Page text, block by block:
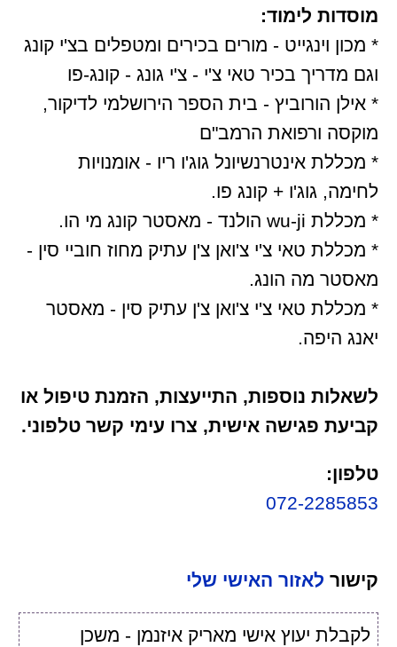
מוסדות לימוד:
* מכון וינגייט - מורים בכירים ומטפלים בצ'י קונג
וגם מדריך בכיר טאי צ'י - צ'י גונג - קונג-פו
* אילן הורוביץ - בית הספר הירושלמי לדיקור,
מוקסה ורפואת הרמב"ם
* מכללת אינטרנשיונל גוג'ו ריו - אומנויות
לחימה, גוג'ו + קונג פו.
* מכללת wu-ji הולנד - מאסטר קונג מי הו.
* מכללת טאי צ'י צ'ואן צ'ן עתיק מחוז חוביי סין -
מאסטר מה הונג.
* מכללת טאי צ'י צ'ואן צ'ן עתיק סין - מאסטר
יאנג היפה.
לשאלות נוספות, התייעצות, הזמנת טיפול או
קביעת פגישה אישית, צרו עימי קשר טלפוני.
טלפון:
072-2285853
קישור לאזור האישי שלי
לקבלת יעוץ אישי מאריק איזנמן - משכן